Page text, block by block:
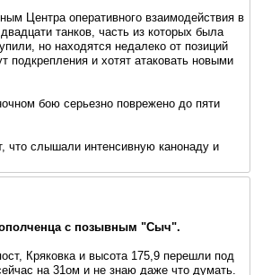
Центра оперативного взаимодействия в
танков, часть из которых была
но находятся недалеко от позиций
подкрепления и хотят атаковать новыми
бою серьезно поврежено до пяти
что слышали интенсивную канонаду и
с позывным "Сыч".
Кряковка и высота 175,9 перешли под
на 31ом и не знаю даже что думать.